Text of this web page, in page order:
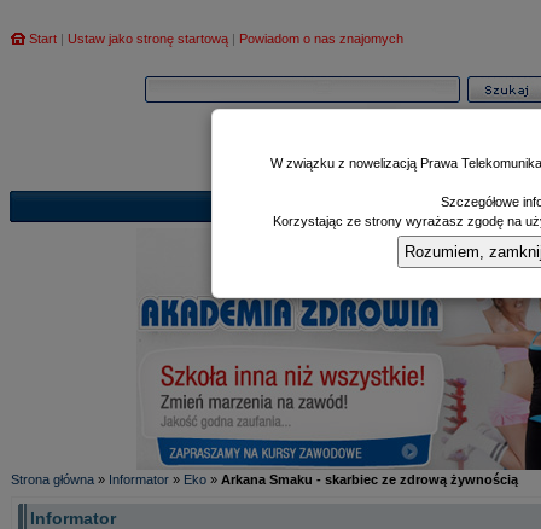
Start | Ustaw jako stronę startową | Powiadom o nas znajomych
Poczekalnia|
Strona główna » Informator » Eko » Arkana Smaku - skarbiec ze zdrową żywnością
Informator
W związku z nowelizacją Prawa
Szczegółowe
Korzystając ze strony wyrażasz zgodę na
Rozumiem,